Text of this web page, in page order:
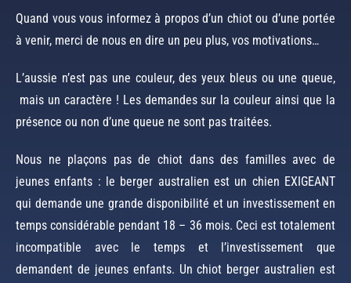
Quand vous vous informez à propos d’un chiot ou d’une portée
à venir, merci de nous en dire un peu plus, vos motivations…
L’aussie n’est pas une couleur, des yeux bleus ou une queue,
mais un caractère ! Les demandes sur la couleur ainsi que la
présence ou non d’une queue ne sont pas traitées.
Nous ne plaçons pas de chiot dans des familles avec de
jeunes enfants : le berger australien est un chien EXIGEANT
qui demande une grande disponibilité et un investissement en
temps considérable pendant 18 – 36 mois. Ceci est totalement
incompatible avec le temps et l’investissement que
demandent de jeunes enfants. Un chiot berger australien est